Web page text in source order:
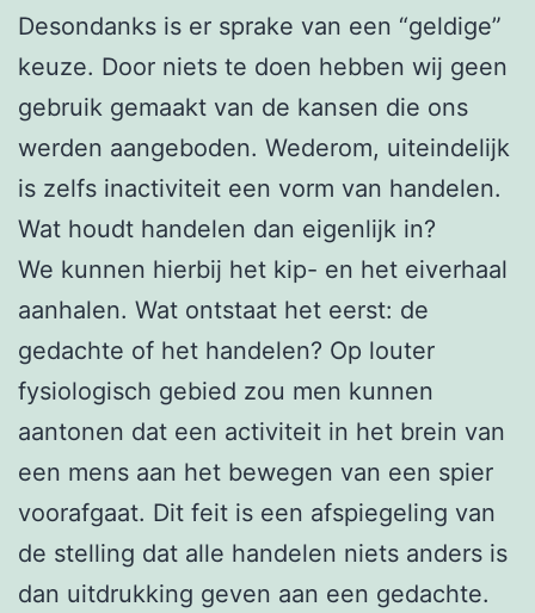
Desondanks is er sprake van een “geldige”
keuze. Door niets te doen hebben wij geen
gebruik gemaakt van de kansen die ons
werden aangeboden. Wederom, uiteindelijk
is zelfs inactiviteit een vorm van handelen.
Wat houdt handelen dan eigenlijk in?
We kunnen hierbij het kip- en het eiverhaal
aanhalen. Wat ontstaat het eerst: de
gedachte of het handelen? Op louter
fysiologisch gebied zou men kunnen
aantonen dat een activiteit in het brein van
een mens aan het bewegen van een spier
voorafgaat. Dit feit is een afspiegeling van
de stelling dat alle handelen niets anders is
dan uitdrukking geven aan een gedachte.